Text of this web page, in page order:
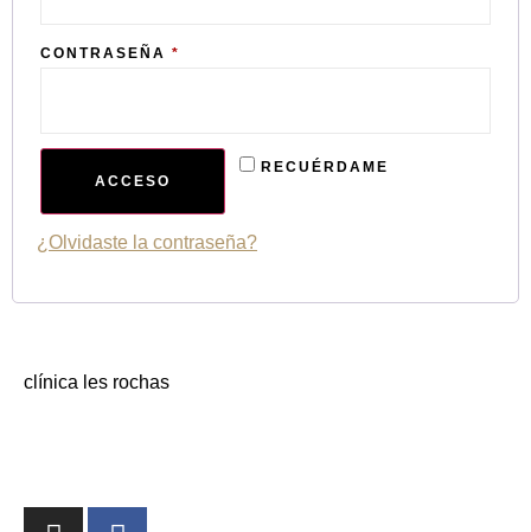
CONTRASEÑA *
RECUÉRDAME
ACCESO
¿Olvidaste la contraseña?
clínica les rochas